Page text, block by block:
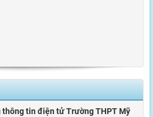
thông tin điện tử Trường THPT Mỹ